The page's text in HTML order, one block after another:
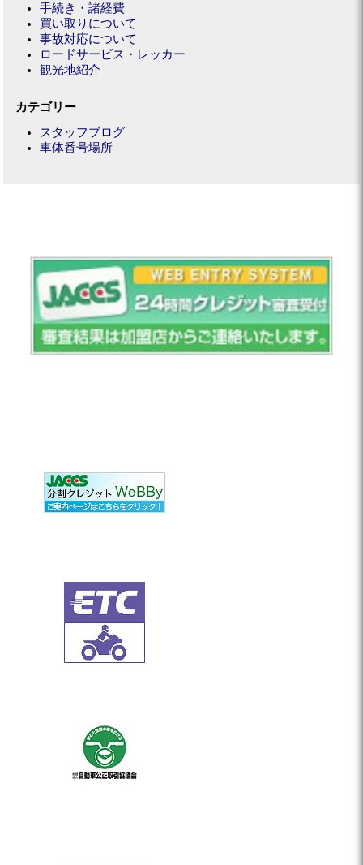
手続き・諸経費
買い取りについて
事故対応について
ロードサービス・レッカー
観光地紹介
カテゴリー
スタッフブログ
車体番号場所